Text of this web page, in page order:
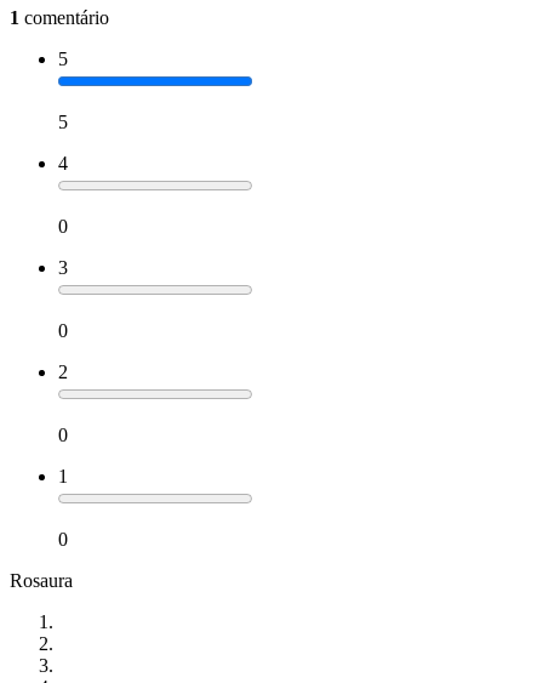
1 comentário
5
5
4
0
3
0
2
0
1
0
Rosaura